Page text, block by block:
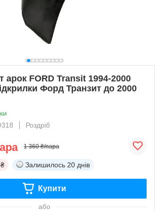
арок FORD Transit 1994-2000
Форд Транзит до 2000
Роздріб
1 360 ₴/пара
Залишилось 20 днів
Купити
або